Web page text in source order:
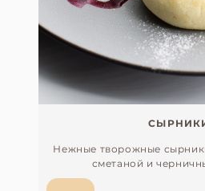
Нежные творожные
сметаной и